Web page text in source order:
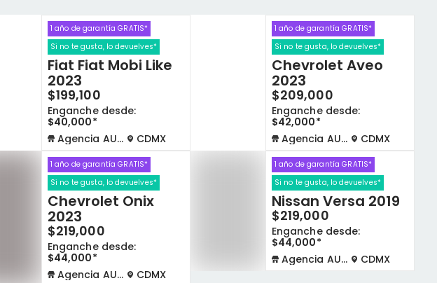
1 año de garantía GRATIS*
Si no te gusta, lo devuelves*
Fiat Fiat Mobi Like
2023
$199,100
Enganche desde:
$40,000*
Agencia AUTOCOM
CDMX
1 año de garantía GRATIS*
Si no te gusta, lo devuelves*
Chevrolet Aveo
2023
$209,000
Enganche desde:
$42,000*
Agencia AUTOCOM
CDMX
1 año de garantía GRATIS*
Si no te gusta, lo devuelves*
Chevrolet Onix
2023
$219,000
Enganche desde:
$44,000*
Agencia AUTOCOM
CDMX
1 año de garantía GRATIS*
Si no te gusta, lo devuelves*
Nissan Versa 2019
$219,000
Enganche desde:
$44,000*
Agencia AUTOCOM
CDMX